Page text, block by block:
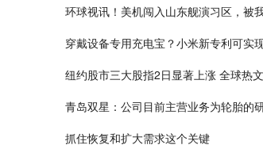
环球视讯！美机闯入山东舰演习区，被
穿戴设备专用充电宝？小米新专利可实
纽约股市三大股指2日显著上涨 全球热文
青岛双星：公司目前主营业务为轮胎的
抓住恢复和扩大需求这个关键